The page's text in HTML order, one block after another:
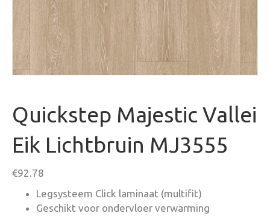
Quickstep Majestic Vallei
Eik Lichtbruin MJ3555
€92.78
Legsysteem Click laminaat (multifit)
Geschikt voor ondervloer verwarming